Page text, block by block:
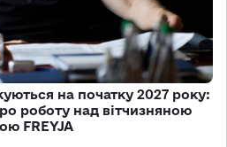
на початку 2027 року:
роботу над вітчизняною
FREYJA